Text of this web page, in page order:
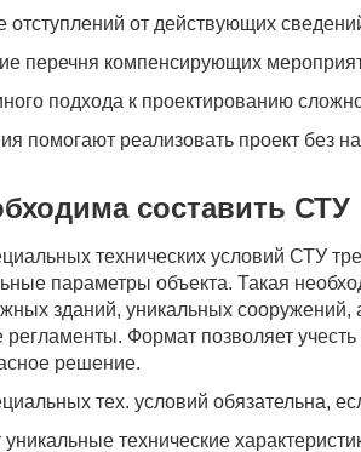
отступлений от действующих
перечня компенсирующих
подхода к проектированию
помогают реализовать проект без
составить СТУ
технических условий СТУ
параметры объекта. Такая
зданий, уникальных сооружений,
Формат позволяет учесть
решение.
тех. условий обязательна,
технические